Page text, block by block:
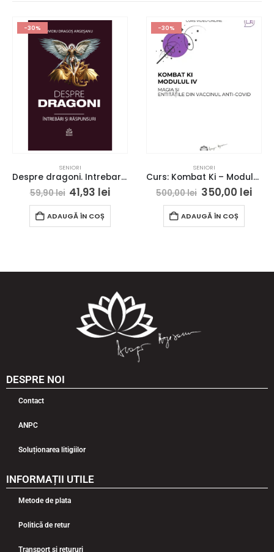
-30%
SENIORI
Despre dragoni. Intrebari si raspunsuri (Seniori)
59,90lei 41,93 lei
ADAUGĂ ÎN COȘ
-30%
SENIORI
Curs: Kombat Ki – Modulul IV – Bucuresti – acces online (Seniori)
500,00lei 350,00 lei
ADAUGĂ ÎN COȘ
DESPRE NOI
Contact
ANPC
Soluționarea litigiilor
INFORMAȚII UTILE
Metode de plata
Politică de retur
Transport și retururi